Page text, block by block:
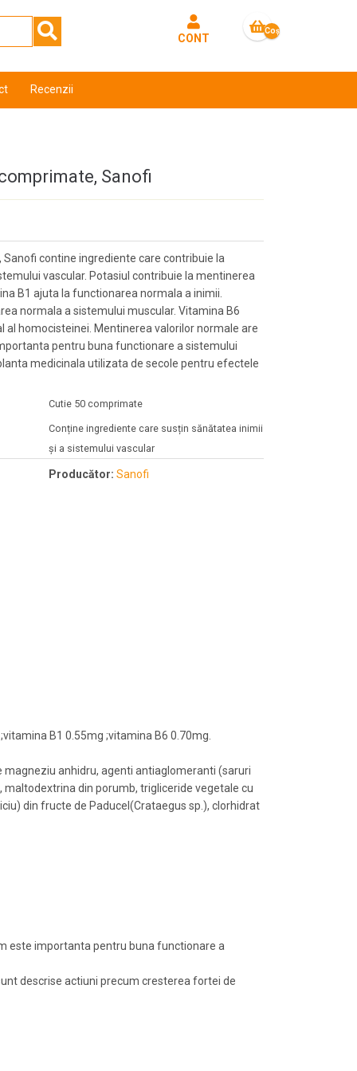
CONT
Coş
Recenzii
Sanofi
contine ingrediente care contribuie la
vascular. Potasiul contribuie la mentinerea
B1 ajuta la functionarea normala a inimii.
normala a sistemului muscular. Vitamina B6
homocisteinei. Mentinerea valorilor normale are
pentru buna functionare a sistemului
medicinala utilizata de secole pentru efectele
Cutie 50 comprimate
Conține ingrediente care susțin sănătatea inimii
și a sistemului vascular
Producător: Sanofi
B1 0.55mg ;vitamina B6 0.70mg.
anhidru, agenti antiaglomeranti (saruri
din porumb, trigliceride vegetale cu
din fructe de Paducel(Crataegus sp.), clorhidrat
este importanta pentru buna functionare a
descrise actiuni precum cresterea fortei de